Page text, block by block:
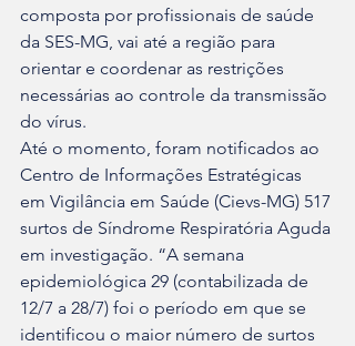
composta por profissionais de saúde
da SES-MG, vai até a região para
orientar e coordenar as restrições
necessárias ao controle da transmissão
do vírus.
Até o momento, foram notificados ao
Centro de Informações Estratégicas
em Vigilância em Saúde (Cievs-MG) 517
surtos de Síndrome Respiratória Aguda
em investigação. “A semana
epidemiológica 29 (contabilizada de
12/7 a 28/7) foi o período em que se
identificou o maior número de surtos